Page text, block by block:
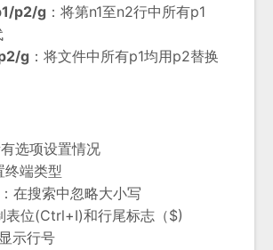
p2/g ：将第n1至n2行中所有p1
g ：将文件中所有p1均用p2替换
有选项设置情况
终端类型
：在搜索中忽略大小写
表位(Ctrl+I)和行尾标志（$)
显示行号